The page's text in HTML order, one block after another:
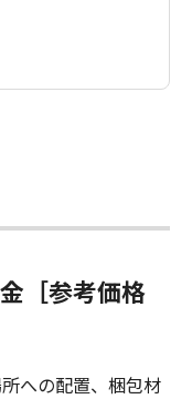
［参考価格
への配置、梱包材